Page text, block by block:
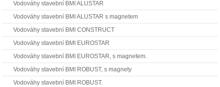
Vodováhy stavební BMI ALUSTAR
Vodováhy stavební BMI ALUSTAR s magnetem
Vodováhy stavební BMI CONSTRUCT
Vodováhy stavební BMI EUROSTAR
Vodováhy stavební BMI EUROSTAR, s magnetem.
Vodováhy stavební BMI ROBUST, s magnety
Vodováhy stavební BMI ROBUST.